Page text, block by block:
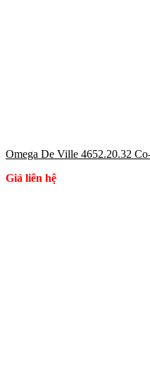
Omega De Ville 4652.20.32
Giá liên hệ